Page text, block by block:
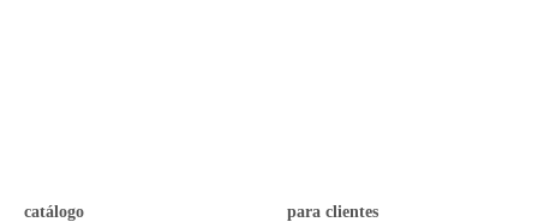
catálogo
para clientes